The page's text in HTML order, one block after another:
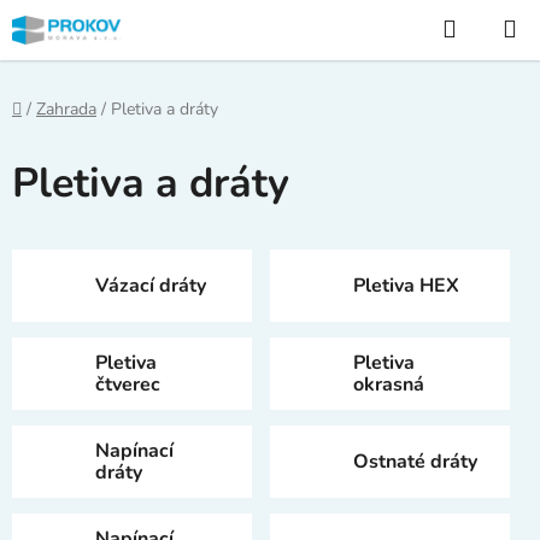
Přejít
na
obsah
Hledat
Domů
/ Zahrada / Pletiva a dráty
Pletiva a dráty
Vázací dráty Pletiva HEX
Pletiva
čtverec
Pletiva
okrasná
Napínací
dráty
Ostnaté dráty